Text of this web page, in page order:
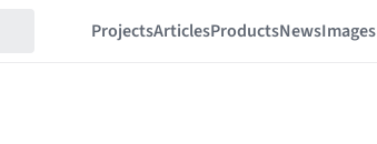
ProjectsArticlesProductsNewsImages